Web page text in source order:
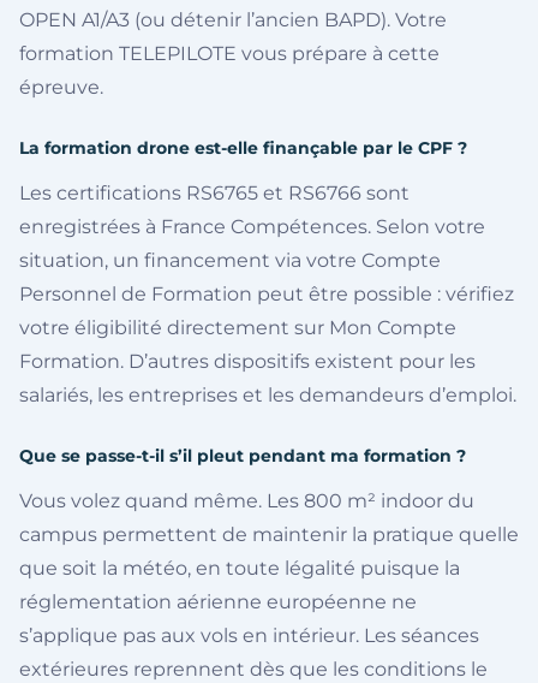
OPEN A1/A3 (ou détenir l’ancien BAPD). Votre
formation TELEPILOTE vous prépare à cette
épreuve.
La formation drone est-elle finançable par le CPF ?
Les certifications RS6765 et RS6766 sont
enregistrées à France Compétences. Selon votre
situation, un financement via votre Compte
Personnel de Formation peut être possible : vérifiez
votre éligibilité directement sur Mon Compte
Formation. D’autres dispositifs existent pour les
salariés, les entreprises et les demandeurs d’emploi.
Que se passe-t-il s’il pleut pendant ma formation ?
Vous volez quand même. Les 800 m² indoor du
campus permettent de maintenir la pratique quelle
que soit la météo, en toute légalité puisque la
réglementation aérienne européenne ne
s’applique pas aux vols en intérieur. Les séances
extérieures reprennent dès que les conditions le